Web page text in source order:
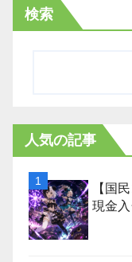
検索
人気の記事
【国
現金